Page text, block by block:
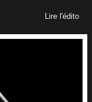
Lire l'édito